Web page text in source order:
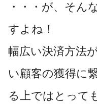
・・・が、そん
すよね！
幅広い決済方法
い顧客の獲得に
る上ではとって